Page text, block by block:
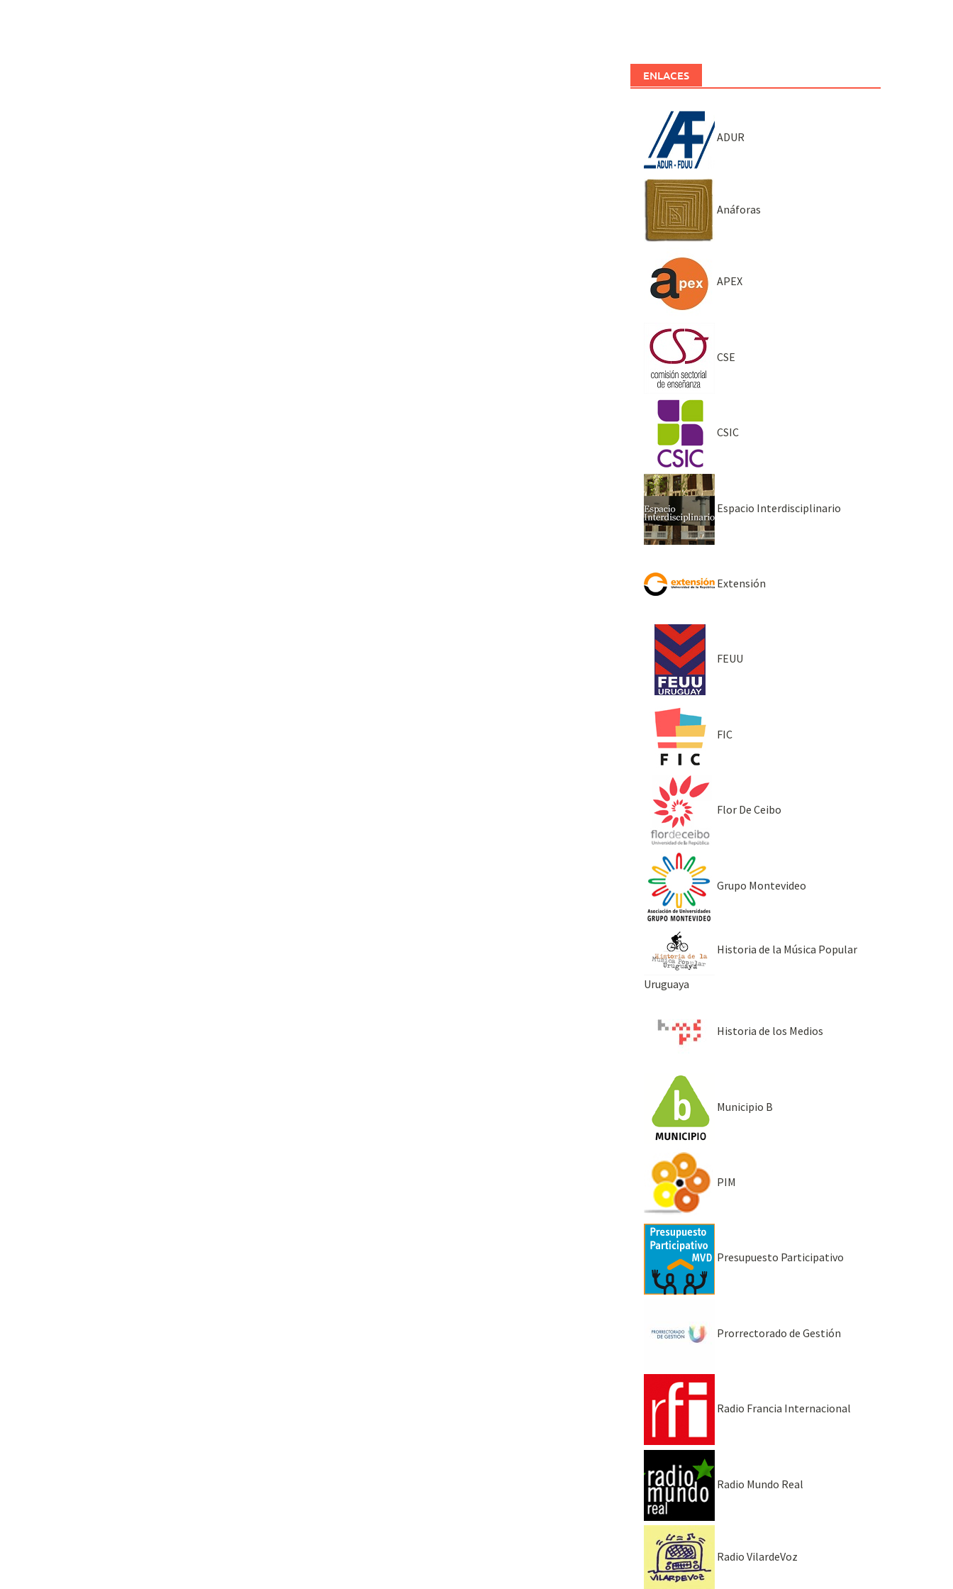
ENLACES
ADUR
Anáforas
APEX
CSE
CSIC
Espacio Interdisciplinario
Extensión
FEUU
FIC
Flor De Ceibo
Grupo Montevideo
Historia de la Música Popular
Uruguaya
Historia de los Medios
Municipio B
PIM
Presupuesto Participativo
Prorrectorado de Gestión
Radio Francia Internacional
Radio Mundo Real
Radio VilardeVoz